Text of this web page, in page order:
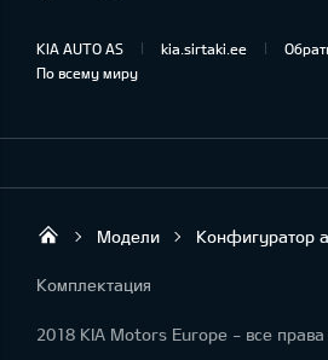
KIA AUTO AS kia.sirtaki.ee
По всему миру
Sirtaki OÜ
Модели Конфигуратор
Комплектация
2018 KIA Motors Europe - все